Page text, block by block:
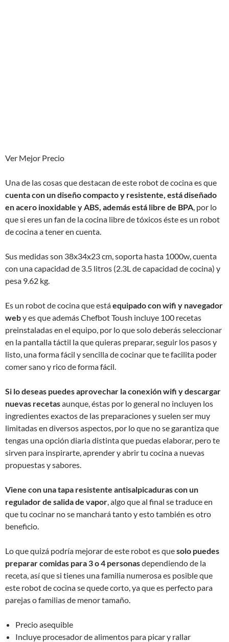
Ver Mejor Precio
Una de las cosas que destacan de este robot de cocina es que
cuenta con un diseño compacto y resistente, está diseñado
en acero inoxidable y ABS, además está libre de BPA , por lo
que si eres un fan de la cocina libre de tóxicos éste es un robot
de cocina a tener en cuenta.
Sus medidas son 38x34x23 cm, soporta hasta 1000w, cuenta
con una capacidad de 3.5 litros (2.3L de capacidad de cocina) y
pesa 9.62 kg.
Es un robot de cocina que estáequipado con wifi y navegador
weby es que además Chefbot Toush incluye 100 recetas
preinstaladas en el equipo, por lo que solo deberás seleccionar
en la pantalla táctil la que quieras preparar, seguir los pasos y
listo, una forma fácil y sencilla de cocinar que te facilita poder
comer sano y rico de forma fácil.
Si lo deseas puedes aprovechar la conexión wifi y descargar
nuevas recetasaunque, éstas por lo general no incluyen los
ingredientes exactos de las preparaciones y suelen ser muy
limitadas en diversos aspectos, por lo que no se garantiza que
tengas una opción diaria distinta que puedas elaborar, pero te
sirven para inspirarte, aprender y abrir tu cocina a nuevas
propuestas y sabores.
Viene con una tapa resistente antisalpicaduras con un
regulador de salida de vapor , algo que al final se traduce en
que tu cocinar no se manchará tanto y esto también es otro
beneficio.
Lo que quizá podría mejorar de este robot es quesolo puedes
preparar comidas para 3 o 4 personasdependiendo de la
receta, así que si tienes una familia numerosa es posible que
este robot de cocina se quede corto, ya que es perfecto para
parejas o familias de menor tamaño.
Precio asequible
Incluye procesador de alimentos para picar y rallar